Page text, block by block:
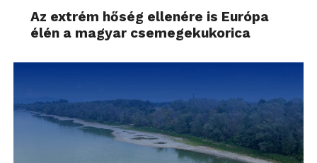
Az extrém hőség ellenére is Európa
élén a magyar csemegekukorica